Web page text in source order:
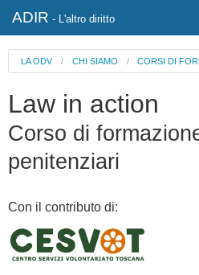
ADIR - L'altro diritto
LA ODV/ CHI SIAMO /CORSI DI
Law in action
Corso di
penitenziari
Con il contributo di: